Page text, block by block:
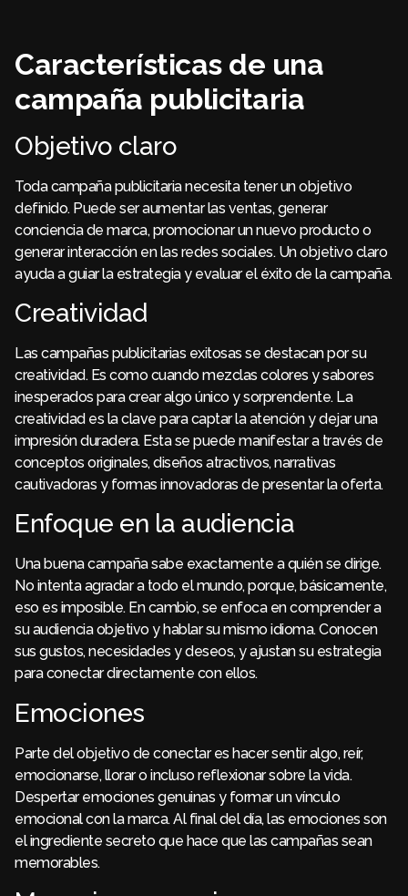
Características de una
campaña publicitaria
Objetivo claro
Toda campaña publicitaria necesita tener un objetivo
definido. Puede ser aumentar las ventas, generar
conciencia de marca, promocionar un nuevo producto o
generar interacción en las redes sociales. Un objetivo claro
ayuda a guiar la estrategia y evaluar el éxito de la campaña.
Creatividad
Las campañas publicitarias exitosas se destacan por su
creatividad. Es como cuando mezclas colores y sabores
inesperados para crear algo único y sorprendente. La
creatividad es la clave para captar la atención y dejar una
impresión duradera. Esta se puede manifestar a través de
conceptos originales, diseños atractivos, narrativas
cautivadoras y formas innovadoras de presentar la oferta.
Enfoque en la audiencia
Una buena campaña sabe exactamente a quién se dirige.
No intenta agradar a todo el mundo, porque, básicamente,
eso es imposible. En cambio, se enfoca en comprender a
su audiencia objetivo y hablar su mismo idioma. Conocen
sus gustos, necesidades y deseos, y ajustan su estrategia
para conectar directamente con ellos.
Emociones
Parte del objetivo de conectar es hacer sentir algo, reír,
emocionarse, llorar o incluso reflexionar sobre la vida.
Despertar emociones genuinas y formar un vínculo
emocional con la marca. Al final del día, las emociones son
el ingrediente secreto que hace que las campañas sean
memorables.